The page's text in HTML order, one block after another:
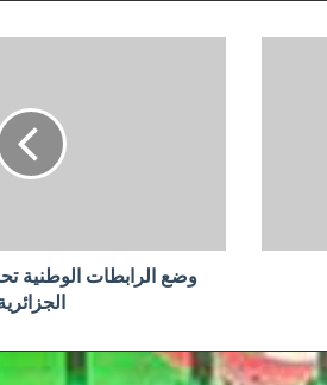
وضع الرابطات الوطنية